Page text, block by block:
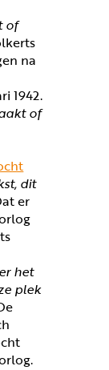
of
na
1942.
of
dit
er
het
plek